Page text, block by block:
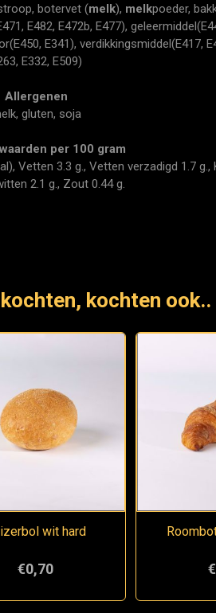
botervet (melk), melkpoeder,
E482, E472b, E477),
E341), verdikkingsmiddel(E417,
E332, E509)
Allergenen
gluten, soja
per 100 gram
Vetten 3.3 g., Vetten verzadigd 1.7 g.,
2.1 g., Zout 0.44 g.
kochten ook..
wit hard
€0,70